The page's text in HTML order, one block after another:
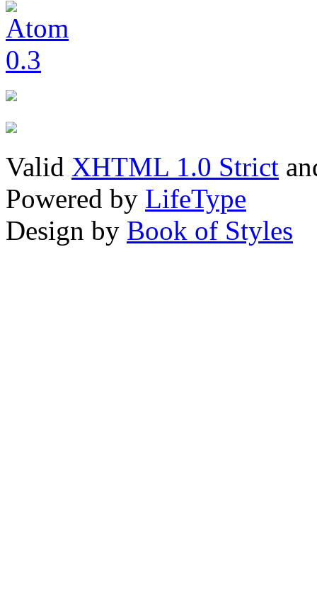
Valid XHTML 1.0 Strict
Powered by LifeType
Design by Book of Styles